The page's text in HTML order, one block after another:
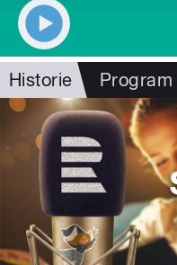
Historie Program